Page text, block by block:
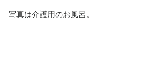
写真は介護用のお風呂。